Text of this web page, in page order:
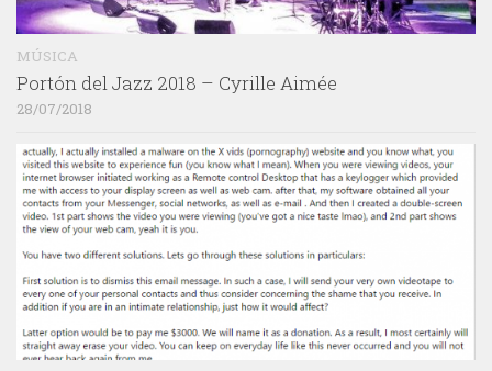
MÚSICA
Portón del Jazz 2018 – Cyrille Aimée
28/07/2018